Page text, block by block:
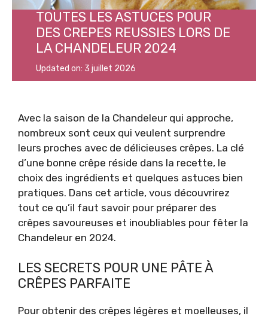
TOUTES LES ASTUCES POUR
DES CREPES REUSSIES LORS DE
LA CHANDELEUR 2024
Updated on: 3 juillet 2026
Avec la saison de la Chandeleur qui approche,
nombreux sont ceux qui veulent surprendre
leurs proches avec de délicieuses crêpes. La clé
d’une bonne crêpe réside dans la recette, le
choix des ingrédients et quelques astuces bien
pratiques. Dans cet article, vous découvrirez
tout ce qu’il faut savoir pour préparer des
crêpes savoureuses et inoubliables pour fêter la
Chandeleur en 2024.
LES SECRETS POUR UNE PÂTE À
CRÊPES PARFAITE
Pour obtenir des crêpes légères et moelleuses, il